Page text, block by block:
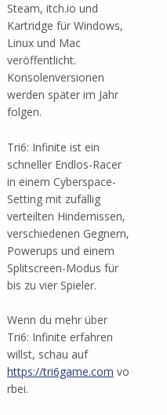
Steam, itch.io und
Kartridge für Windows,
Linux und Mac
veröffentlicht.
Konsolenversionen
werden später im Jahr
folgen.
Tri6: Infinite ist ein
schneller Endlos-Racer
in einem Cyberspace-
Setting mit zufällig
verteilten Hindernissen,
verschiedenen Gegnern,
Powerups und einem
Splitscreen-Modus für
bis zu vier Spieler.
Wenn du mehr über
Tri6: Infinite erfahren
willst, schau auf
https://tri6game.com vo
rbei.